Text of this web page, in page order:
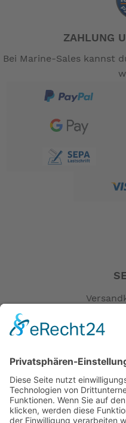
ZAHLUNG
Bei Marine-Sales kannst
Erklärung